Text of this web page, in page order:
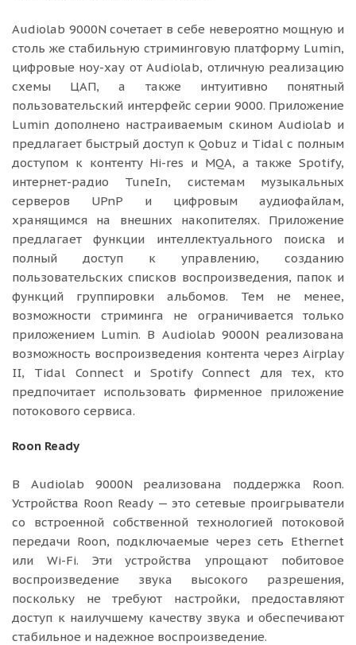
Audiolab 9000N сочетает в себе невероятно мощную и
столь же стабильную стриминговую платформу Lumin,
цифровые ноу-хау от Audiolab, отличную реализацию
схемы ЦАП, а также интуитивно понятный
пользовательский интерфейс серии 9000. Приложение
Lumin дополнено настраиваемым скином Audiolab и
предлагает быстрый доступ к Qobuz и Tidal с полным
доступом к контенту Hi-res и MQA, а также Spotify,
интернет-радио TuneIn, системам музыкальных
серверов UPnP и цифровым аудиофайлам,
хранящимся на внешних накопителях. Приложение
предлагает функции интеллектуального поиска и
полный доступ к управлению, созданию
пользовательских списков воспроизведения, папок и
функций группировки альбомов. Тем не менее,
возможности стриминга не ограничивается только
приложением Lumin. В Audiolab 9000N реализована
возможность воспроизведения контента через Airplay
II, Tidal Connect и Spotify Connect для тех, кто
предпочитает использовать фирменное приложение
потокового сервиса.
Roon Ready
В Audiolab 9000N реализована поддержка Roon.
Устройства Roon Ready — это сетевые проигрыватели
со встроенной собственной технологией потоковой
передачи Roon, подключаемые через сеть Ethernet
или Wi-Fi. Эти устройства упрощают побитовое
воспроизведение звука высокого разрешения,
поскольку не требуют настройки, предоставляют
доступ к наилучшему качеству звука и обеспечивают
стабильное и надежное воспроизведение.